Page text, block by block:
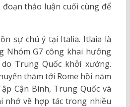
thảo luận cuối cùng để
sự chú ý tại Italia. Itlaia là
Nhóm G7 công khai hưởng
Trung Quốc khởi xướng.
thăm tới Rome hồi năm
Cận Bình, Trung Quốc và
nhớ về hợp tác trong nhiều